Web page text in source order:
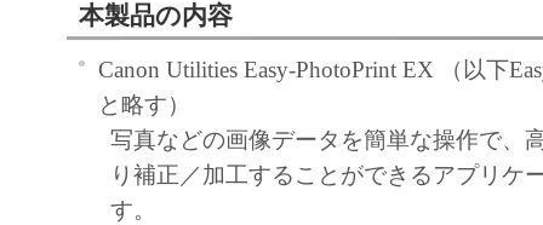
本製品の内容
Canon Utilities Easy-PhotoPrint EX （以下
と略す）
写真などの画像データを簡単な操作で、
り補正／加工することができるアプリケ
す。